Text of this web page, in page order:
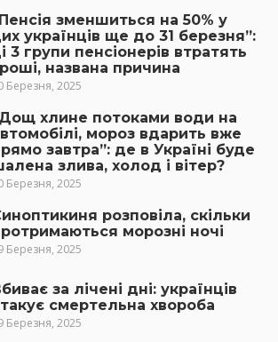
зменшиться на 50% у
українців ще до 31 березня”:
3 групи пенсіонерів втратять
названа причина
Березня, 2025
хлине потоками води на
мороз вдарить вже
завтра”: де в Україні буде
злива, холод і вітер?
Березня, 2025
розповіла, скільки
морозні ночі
Березня, 2025
за лічені дні: українців
смертельна хвороба
Березня, 2025